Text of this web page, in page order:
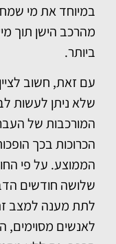
במיוחד את מי
מהרכב הישן תוך
ביותר.
עם זאת, חשוב
שלא ניתן לעשות
המורכבות של
הכרוכות בכך
הממוצע. על פי
שלושה חודשים
לתת מענה למצב
לאנשים מסוימים,